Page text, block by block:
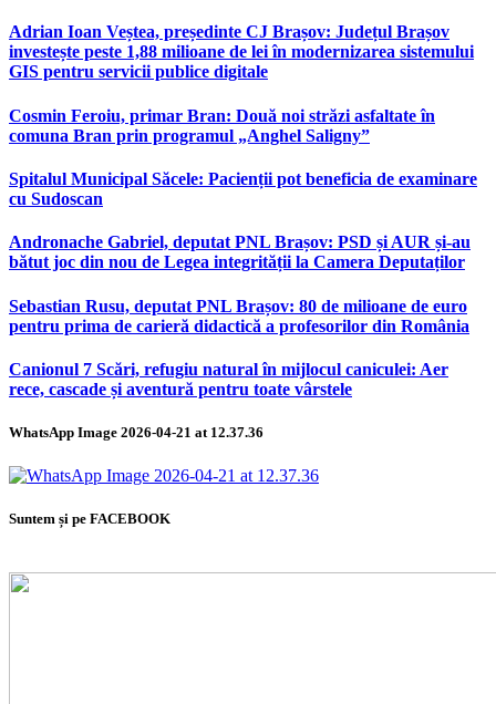
Adrian Ioan Veștea, președinte CJ Brașov: Județul Brașov
investește peste 1,88 milioane de lei în modernizarea sistemului
GIS pentru servicii publice digitale
Cosmin Feroiu, primar Bran: Două noi străzi asfaltate în
comuna Bran prin programul „Anghel Saligny”
Spitalul Municipal Săcele: Pacienții pot beneficia de examinare
cu Sudoscan
Andronache Gabriel, deputat PNL Brașov: PSD și AUR și-au
bătut joc din nou de Legea integrității la Camera Deputaților
Sebastian Rusu, deputat PNL Brașov: 80 de milioane de euro
pentru prima de carieră didactică a profesorilor din România
Canionul 7 Scări, refugiu natural în mijlocul caniculei: Aer
rece, cascade și aventură pentru toate vârstele
WhatsApp Image 2026-04-21 at 12.37.36
Suntem și pe FACEBOOK